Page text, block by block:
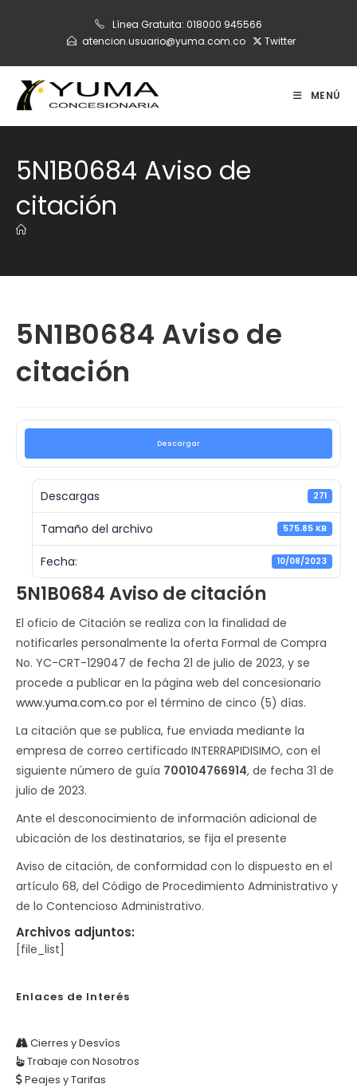
Línea Gratuita: 018000 945566
atencion.usuario@yuma.com.co
Twitter
MENÚ
5N1B0684 Aviso de
citación
5N1B0684 Aviso de
citación
Descargar
Descargas 271
Tamaño del archivo 575.85 KB
Fecha: 10/08/2023
5N1B0684 Aviso de citación
El oficio de Citación se realiza con la finalidad de
notificarles personalmente la oferta Formal de Compra
No. YC-CRT-129047 de fecha 21 de julio de 2023, y se
procede a publicar en la página web del concesionario
www.yuma.com.co por el término de cinco (5) días.
La citación que se publica, fue enviada mediante la
empresa de correo certificado INTERRAPIDISIMO, con el
siguiente número de guía 700104766914, de fecha 31 de
julio de 2023.
Ante el desconocimiento de información adicional de
ubicación de los destinatarios, se fija el presente
Aviso de citación, de conformidad con lo dispuesto en el
artículo 68, del Código de Procedimiento Administrativo y
de lo Contencioso Administrativo.
Archivos adjuntos:
[file_list]
Enlaces de Interés
Cierres y Desvíos
Trabaje con Nosotros
Peajes y Tarifas